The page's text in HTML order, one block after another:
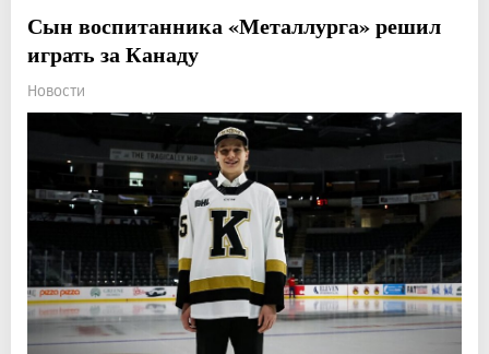
Сын воспитанника «Металлурга» решил
играть за Канаду
Новости